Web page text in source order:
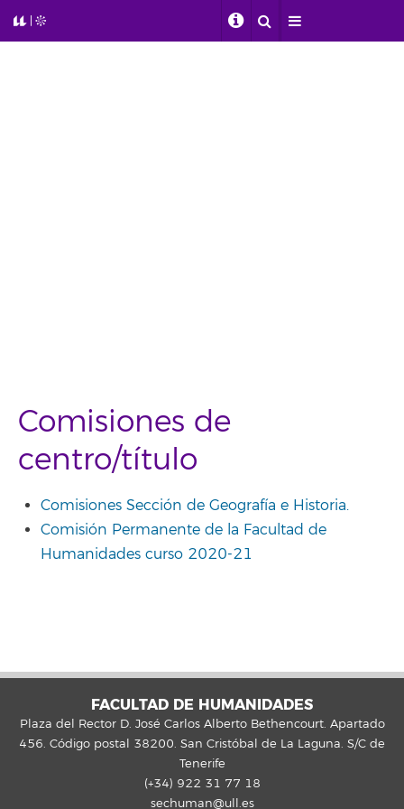
Comisiones de
centro/título
Comisiones Sección de Geografía e Historia.
Comisión Permanente de la Facultad de
Humanidades curso 2020-21
FACULTAD DE HUMANIDADES
Plaza del Rector D. José Carlos Alberto Bethencourt. Apartado
456. Código postal 38200. San Cristóbal de La Laguna. S/C de
Tenerife
(+34) 922 31 77 18
sechuman@ull.es